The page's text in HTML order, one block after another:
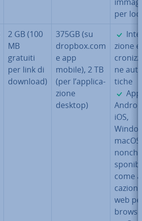
per
2 GB (100
MB
gratuiti
per link di
download)
375GB (su
dropbox.com
e app
mobile), 2 TB
(per l’ap­pli­ca­
zio­ne
desktop)
✓
zio­ne
ne
ti­che
✓
iOS,
macOS
come
ca­zio­ne
web